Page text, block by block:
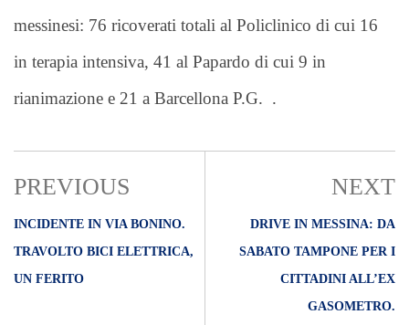
messinesi: 76 ricoverati totali al Policlinico di cui 16
in terapia intensiva, 41 al Papardo di cui 9 in
rianimazione e 21 a Barcellona P.G. .
PREVIOUS
INCIDENTE IN VIA BONINO.
TRAVOLTO BICI ELETTRICA,
UN FERITO
NEXT
DRIVE IN MESSINA: DA
SABATO TAMPONE PER I
CITTADINI ALL’EX
GASOMETRO.